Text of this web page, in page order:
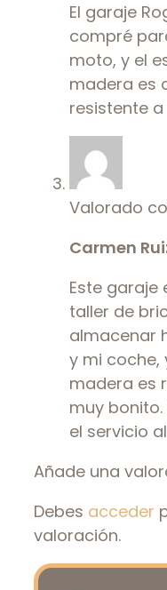
El garaje
compré
moto, y el
madera es
resistente a
Valorado
Carmen
Este
taller de
almacenar
y mi coche,
madera es
muy
el servicio
Añade una
Debes acceder
valoración.